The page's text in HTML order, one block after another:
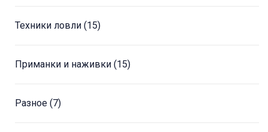
Техники ловли (15)
Приманки и наживки (15)
Разное (7)